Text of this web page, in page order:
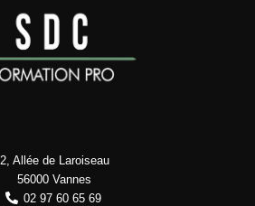
2, Allée de Laroiseau
56000 Vannes
02 97 60 65 69